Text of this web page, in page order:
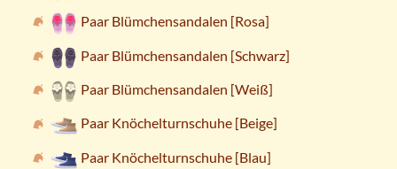
Paar Blümchensandalen [Rosa]
Paar Blümchensandalen [Schwarz]
Paar Blümchensandalen [Weiß]
Paar Knöchelturnschuhe [Beige]
Paar Knöchelturnschuhe [Blau]